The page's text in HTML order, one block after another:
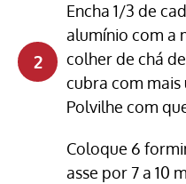
Encha 1/3 de
alumínio com a
colher de chá
cubra com mais
Polvilhe com
Coloque 6
asse por 7 a 10